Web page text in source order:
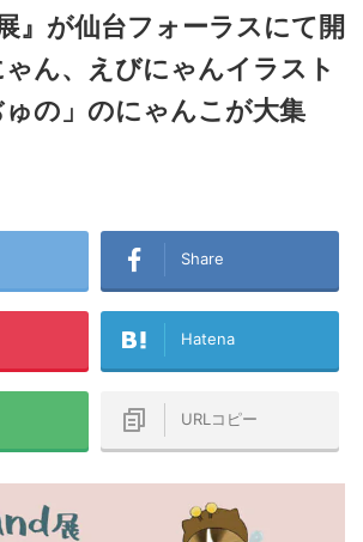
』が仙台フォーラスにて開
ん、えびにゃんイラスト
ゅの」のにゃんこが大集
Share
Hatena
URLコピー